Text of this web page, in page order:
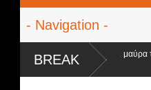
BREAK
έβαλε τα... μαύρα της